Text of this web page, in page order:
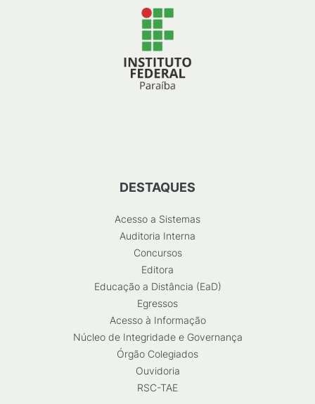
DESTAQUES
Acesso a Sistemas
Auditoria Interna
Concursos
Editora
Educação a Distância (EaD)
Egressos
Acesso à Informação
Núcleo de Integridade e Governança
Órgão Colegiados
Ouvidoria
RSC-TAE